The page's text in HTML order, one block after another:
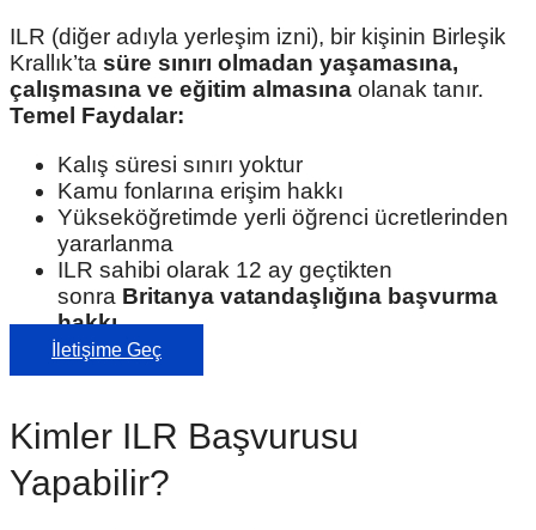
ILR (diğer adıyla yerleşim izni), bir kişinin Birleşik
Krallık’ta süre sınırı olmadan yaşamasına,
çalışmasına ve eğitim almasına olanak tanır.
Temel Faydalar:
Kalış süresi sınırı yoktur
Kamu fonlarına erişim hakkı
Yükseköğretimde yerli öğrenci ücretlerinden
yararlanma
ILR sahibi olarak 12 ay geçtikten
sonra Britanya vatandaşlığına başvurma
hakkı
İletişime Geç
Kimler ILR Başvurusu
Yapabilir?